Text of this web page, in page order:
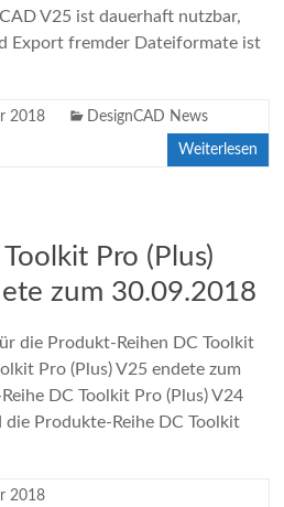
V25 ist dauerhaft nutzbar,
Export fremder Dateiformate ist
2018 DesignCAD News
Weiterlesen
Pro (Plus)
zum 30.09.2018
die Produkt-Reihen DC Toolkit
Pro (Plus) V25 endete zum
DC Toolkit Pro (Plus) V24
Produkte-Reihe DC Toolkit
2018